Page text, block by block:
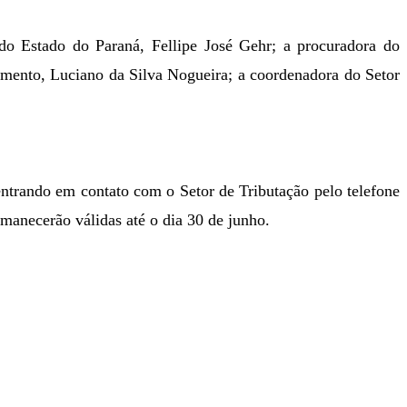
Estado do Paraná, Fellipe José Gehr; a procuradora do
Luciano da Silva Nogueira; a coordenadora do Setor
em contato com o Setor de Tributação pelo telefone
válidas até o dia 30 de junho.